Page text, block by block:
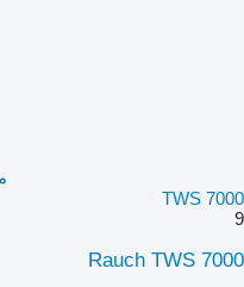
TWS 7000
9
Rauch TWS 7000